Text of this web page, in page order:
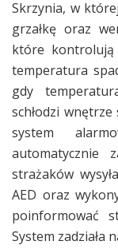
Skrzynia, w
grzałkę oraz
które kontrolują
temperatura
gdy
schłodzi
system
automatycznie
strażaków
AED oraz
poinformować
System zadziała